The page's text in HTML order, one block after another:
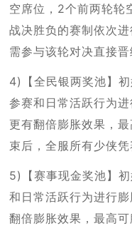
空席位，2个前两轮轮
战决胜负的赛制依次
需参与该轮对决直接晋
4)【全民银两奖池】
参赛和日常活跃行为
更有翻倍膨胀效果，
束后，全服所有少侠
5)【赛事现金奖池】
和日常活跃行为进行
翻倍膨胀效果，最高